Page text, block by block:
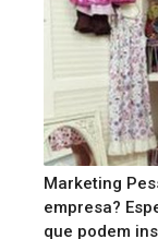
Marketing
empresa?
que podem